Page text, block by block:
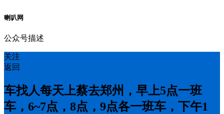
喇叭网
公众号描述
关注
返回
车找人每天上蔡去郑州，早上5点一班
车，6~7点，8点，9点各一班车，下午1